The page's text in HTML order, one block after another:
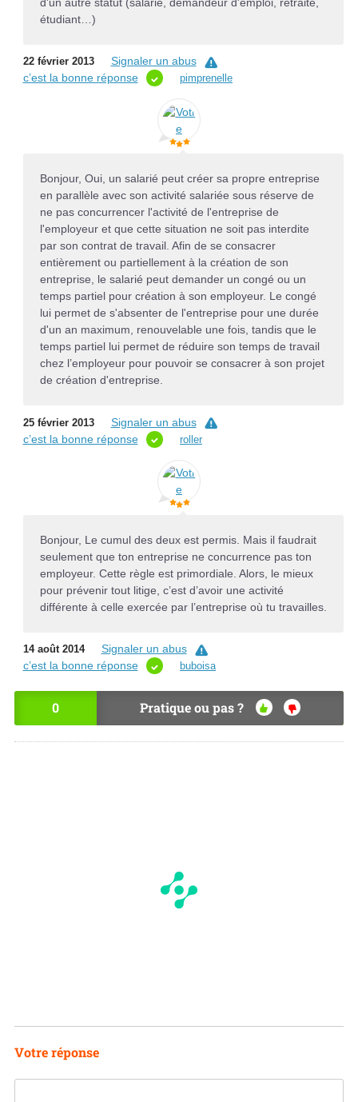
étudiant…)
22 février 2013
Signaler un abus
c’est la bonne réponse
pimprenelle
Bonjour, Oui, un salarié peut créer sa propre entreprise
en parallèle avec son activité salariée sous réserve de
ne pas concurrencer l'activité de l'entreprise de
l'employeur et que cette situation ne soit pas interdite
par son contrat de travail. Afin de se consacrer
entièrement ou partiellement à la création de son
entreprise, le salarié peut demander un congé ou un
temps partiel pour création à son employeur. Le congé
lui permet de s'absenter de l'entreprise pour une durée
d'un an maximum, renouvelable une fois, tandis que le
temps partiel lui permet de réduire son temps de travail
chez l’employeur pour pouvoir se consacrer à son projet
de création d'entreprise.
25 février 2013
Signaler un abus
c’est la bonne réponse
roller
Bonjour, Le cumul des deux est permis. Mais il faudrait
seulement que ton entreprise ne concurrence pas ton
employeur. Cette règle est primordiale. Alors, le mieux
pour prévenir tout litige, c’est d’avoir une activité
différente à celle exercée par l’entreprise où tu travailles.
14 août 2014
Signaler un abus
c’est la bonne réponse
buboisa
0 Pratique ou pas ?
OU
I
NO
Votre réponse